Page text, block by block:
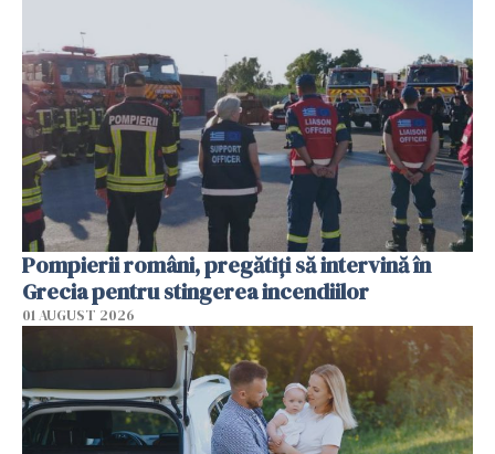
Pompierii români, pregătiţi să intervină în
Grecia pentru stingerea incendiilor
01 AUGUST 2026